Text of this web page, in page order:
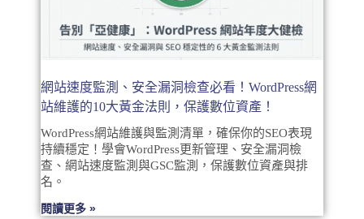
網站速度監測、安全漏洞檢查必看！WordPress網
站維護的10大黃金法則，保護數位資產！
WordPress網站維護與監測清單，確保你的SEO表現
持續穩定！學會WordPress更新管理、安全漏洞檢
查、網站速度監測與GSC監測，保護數位資產與排
名。
閱讀更多 »